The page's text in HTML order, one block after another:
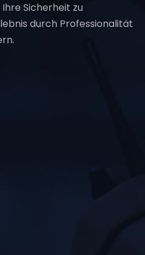
Sicherheit zu
durch Professionalität